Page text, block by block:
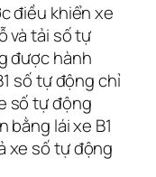
điều khiển xe
và tải số tự
được hành
số tự động chỉ
số tự động
bằng lái xe B1
xe số tự động